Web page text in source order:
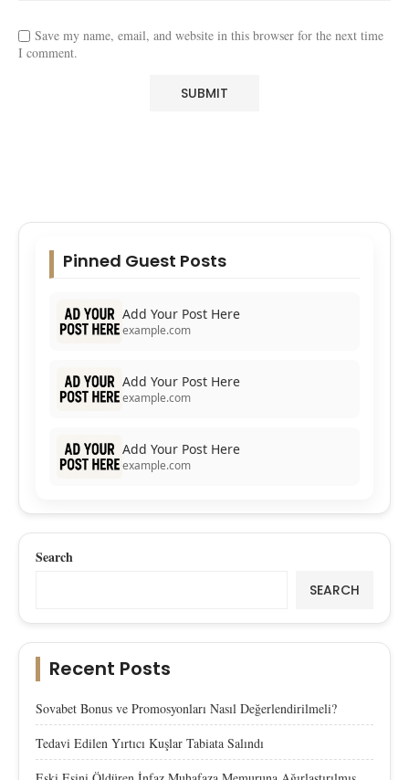
Save my name, email, and website in this browser for the next time
I comment.
Pinned Guest Posts
Add Your Post Here
example.com
Add Your Post Here
example.com
Add Your Post Here
example.com
Search
SEARCH
Recent Posts
Sovabet Bonus ve Promosyonları Nasıl Değerlendirilmeli?
Tedavi Edilen Yırtıcı Kuşlar Tabiata Salındı